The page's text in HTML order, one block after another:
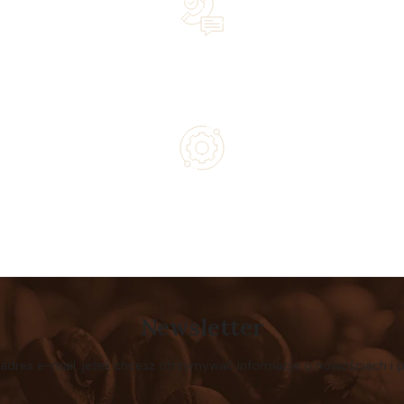
Newsletter
e-mail, jeżeli chcesz otrzymywać informacje o nowościach i